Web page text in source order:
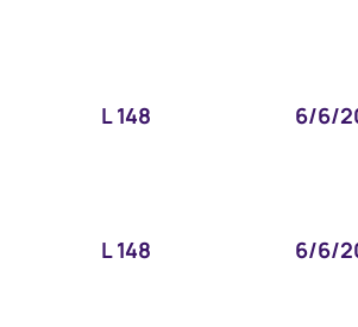
L 148 6/6/
L 148 6/6/